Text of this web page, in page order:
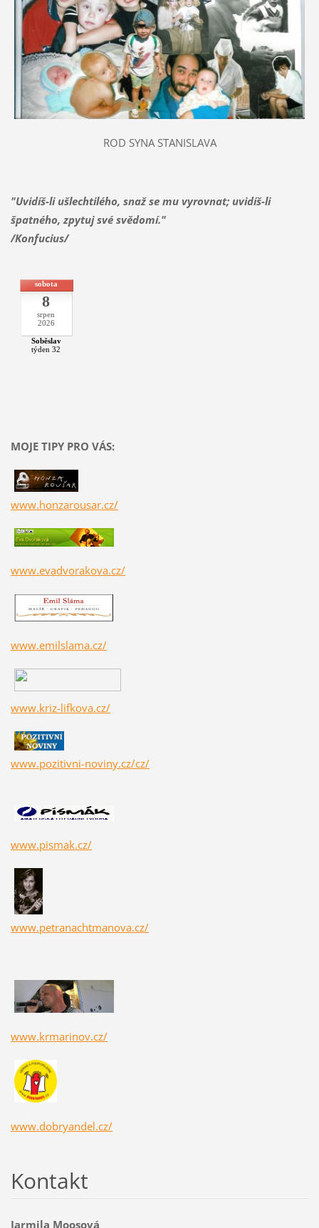
ROD SYNA STANISLAVA
"Uvidíš-li ušlechtilého, snaž se mu vyrovnat; uvidíš-li
špatného, zpytuj své svědomí."
/Konfucius/
sobota
8
srpen
2026
Soběslav
týden 32
MOJE TIPY PRO VÁS:
www.honzarousar.cz/
www.evadvorakova.cz/
www.emilslama.cz/
www.kriz-lifkova.cz/
www.pozitivni-noviny.cz/cz/
www.pismak.cz/
www.petranachtmanova.cz/
www.krmarinov.cz/
www.dobryandel.cz/
Kontakt
Jarmila Moosová